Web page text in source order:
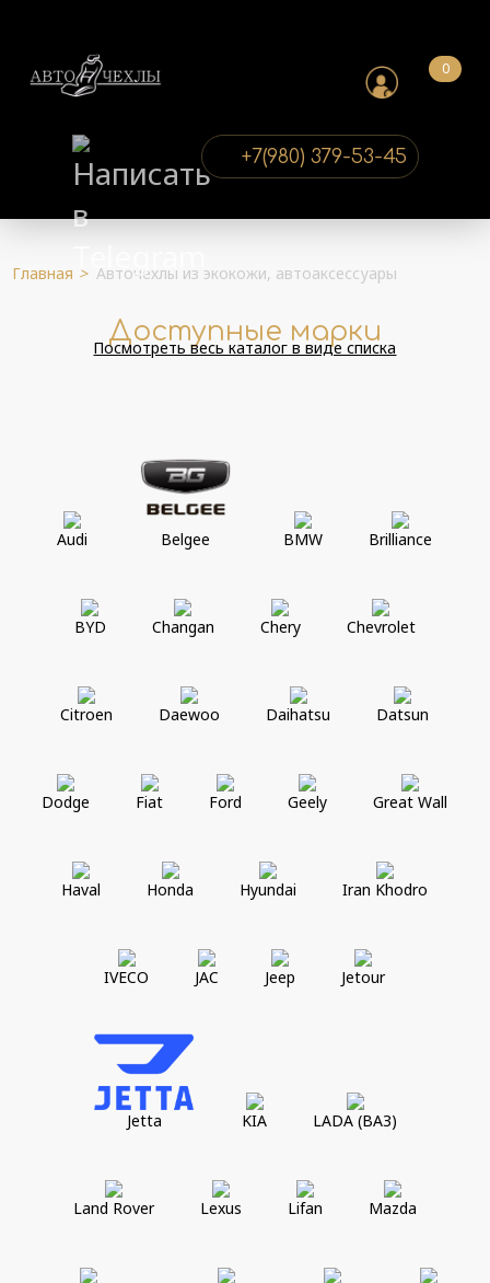
0
+7(980) 379-53-45
Главная > Авточехлы из экокожи, автоаксессуары
Доступные марки
Посмотреть весь каталог в виде списка
Audi Belgee BMW Brilliance
BYD Changan Chery Chevrolet
Citroen Daewoo Daihatsu Datsun
Dodge Fiat Ford Geely Great Wall
Haval Honda Hyundai Iran Khodro
IVECO JAC Jeep Jetour
Jetta KIA LADA (ВАЗ)
Land Rover Lexus Lifan Mazda